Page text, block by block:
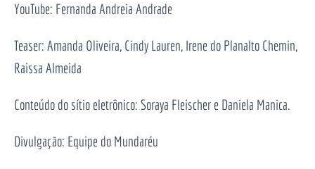
YouTube: Fernanda Andreia Andrade
Teaser: Amanda Oliveira, Cindy Lauren, Irene do Planalto Chemin,
Raissa Almeida
Conteúdo do sítio eletrônico: Soraya Fleischer e Daniela Manica.
Divulgação: Equipe do Mundaréu